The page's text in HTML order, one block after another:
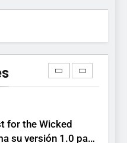
Way of the Sword
fecha: Capcom
gratuita y abre
VIDEOJUEGOS
for the Wicked
su versión 1.0 para